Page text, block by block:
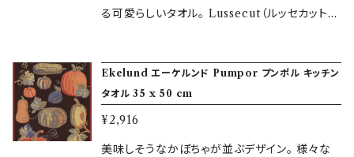
る可愛らしいタオル。 Lussecut（ルッセカット/
仕様■ サイズ：35 x 120 cm 素材： オーガニッ
クコットン100% デザイン：Veronika Seipel
この他、カタログからお選びいただいた商品をス
ウェーデンの工場からのお取り寄せも行っており
Ekelund エーケルンド Pumpor プンポル キッチン
タオル 35 x 50 cm
¥2,916
美味しそうなかぼちゃが並ぶデザイン。 様々な